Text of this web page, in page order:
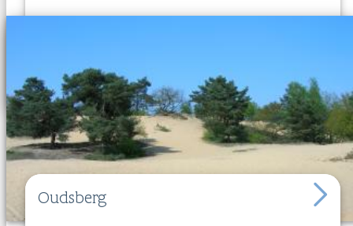
alleen de Scheldemeander, maar kwamen de
vochtige meersen van Berlare in Appels te
liggen. Deze vochtige meersen werden in de
zomer gebruikt als grasland en in de winter als
opvangbekken voor het overtollige water. Het
open water is nog deels aanwezig, maar op de
meeste plaatsen heeft het land het water
Oudsberg